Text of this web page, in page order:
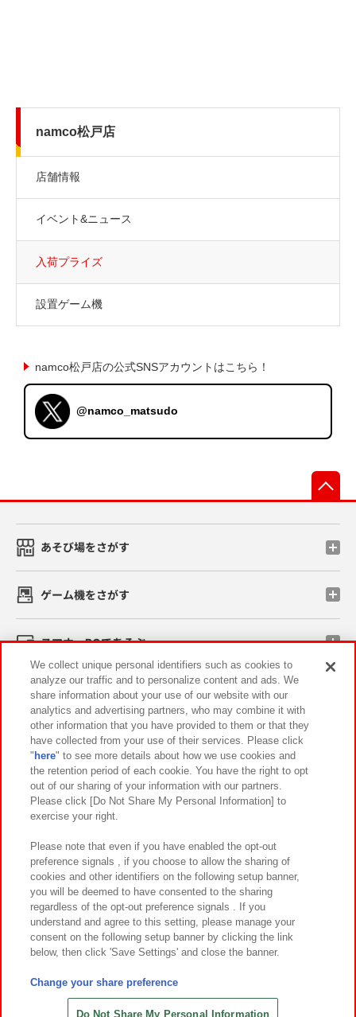
namco松戸店
店舗情報
イベント&ニュース
入荷プライズ
設置ゲーム機
namco松戸店の公式SNSアカウントはこちら！
@namco_matsudo
あそび場をさがす
ゲーム機をさがす
スマホ・PCであそぶ
イベント・キャンペーン
関連会社 サステナビリティ サイトポリシー
プライバシーポリシー ウェブアクセシビリティ方針と検証結果
お取引先さまとともに
カスタマーハラスメント対応方針 よくあるご質問・お問い合わせ
©Bandai Namco Amusement Inc.
©Bandai Namco Amusement Lab Inc.
©HANAYASHIKI Co., Ltd. All Rights Reserved.
We collect unique personal identifiers such as cookies to
analyze our traffic and to personalize content and ads. We
share information about your use of our website with our
analytics and advertising partners, who may combine it with
other information that you have provided to them or that they
have collected from your use of their services. Please click
" here" to see more details about how we use cookies and
the retention period of each cookie. You have the right to opt
out of our sharing of your information with our partners.
Please click [Do Not Share My Personal Information] to
exercise your right.
Please note that even if you have enabled the opt-out
preference signals , if you choose to allow the sharing of
cookies and other identifiers on the following setup banner,
you will be deemed to have consented to the sharing
regardless of the opt-out preference signals . If you
understand and agree to this setting, please manage your
consent on the following setup banner by clicking the link
below, then click 'Save Settings' and close the banner.
Change your share preference
Do Not Share My Personal Information